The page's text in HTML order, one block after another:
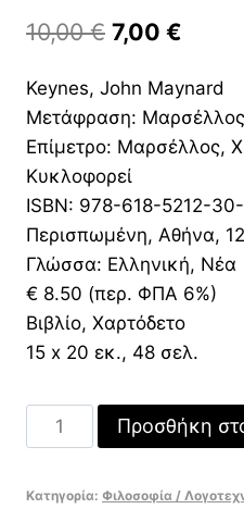
10,00€ Original
was:
10,00 €.
7,00 €
τιμή
είναι:
Keynes, John Maynard
Μετάφραση:
Επίμετρο: Μαρσέλλος,
Κυκλοφορεί
ISBN: 978-618-5212-
Περισπωμένη, Αθήνα,
Γλώσσα: Ελληνική, Νέα
€ 8.50 (περ. ΦΠΑ 6%)
Βιβλίο, Χαρτόδετο
15 x 20 εκ., 48 σελ.
Οικονομικές
προοπτικές
Προσθήκη
Κατηγορία: Φιλοσοφία /